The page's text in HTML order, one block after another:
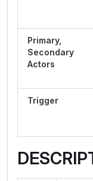
Primary,
Secondary
Actors
Trigger